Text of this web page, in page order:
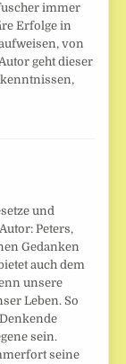
immer
Erfolge in
von
geht dieser
und
Peters,
Gedanken
auch dem
unsere
Leben. So
sein.
seine